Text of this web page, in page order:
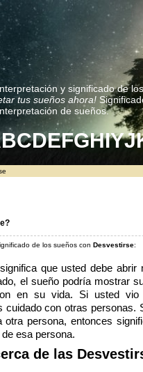
y significado de
tus sueños ahora!
de sueños.
BCDEFGHIYJ
de los sueños con Desvestirse:
que usted debe abrir
el sueño podría mostrar
en su vida. Si usted vio
cuidado con otras personas.
persona, entonces
esa persona.
de las